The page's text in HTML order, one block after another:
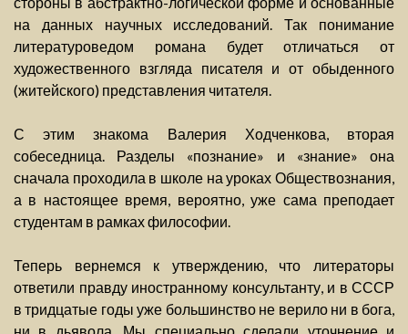
на данных научных исследований. Так понимание
литературоведом романа будет отличаться от
художественного взгляда писателя и от обыденного
(житейского) представления читателя.
С этим знакома Валерия Ходченкова, вторая
собеседница. Разделы «познание» и «знание» она
сначала проходила в школе на уроках Обществознания,
а в настоящее время, вероятно, уже сама преподает
студентам в рамках философии.
Теперь вернемся к утверждению, что литераторы
ответили правду иностранному консультанту, и в СССР
в тридцатые годы уже большинство не верило ни в бога,
ни в дьявола. Мы специально сделали уточнение и